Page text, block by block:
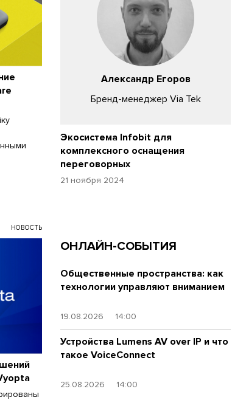
Александр Егоров
Бренд-менеджер Via Tek
Экосистема Infobit для
комплексного оснащения
переговорных
21 ноября 2024
НОВОСТЬ
ОНЛАЙН-СОБЫТИЯ
Общественные пространства: как
технологии управляют вниманием
19.08.2026 14:00
Устройства Lumens AV over IP и что
такое VoiceConnect
25.08.2026 14:00